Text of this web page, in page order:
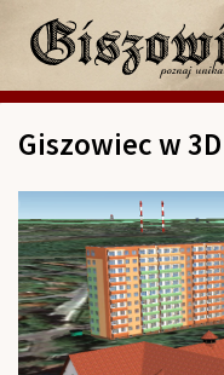
Giszowiec w 3D